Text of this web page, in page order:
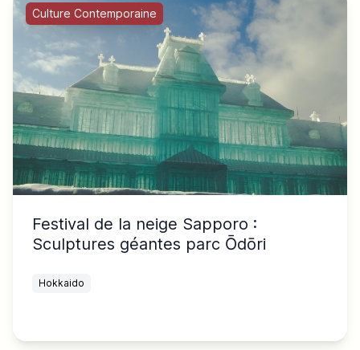
Culture Contemporaine
Festival de la neige Sapporo :
Sculptures géantes parc Ōdōri
Hokkaido